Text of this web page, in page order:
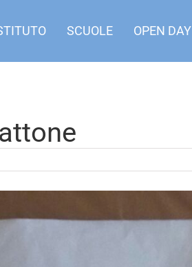
SCUOLE OPEN DAY